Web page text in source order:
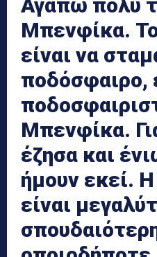
Αγαπώ πολύ
Μπενφίκα.
είναι να
ποδόσφαιρο,
Μπενφίκα.
έζησα και
ήμουν εκεί.
είναι